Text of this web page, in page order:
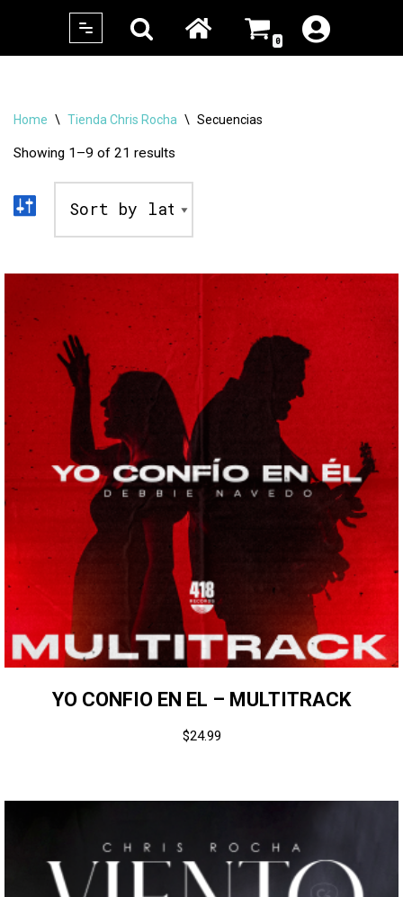
0
Home \ Tienda Chris Rocha \ Secuencias
Showing 1–9 of 21 results
YO CONFIO EN EL – MULTITRACK
$24.99